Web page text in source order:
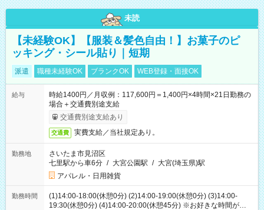
未読
【未経験OK】【服装＆髪色自由！】お菓子のピ
ッキング・シール貼り｜短期
派遣 職種未経験OK ブランクOK WEB登録・面接OK
給与
時給1400円／月収例：117,600円＝1,400円×4時間×21日勤務の
場合＋交通費別途支給
交通費別途支給あり
交通費 実費支給／当社規定あり。
勤務地
さいたま市見沼区
七里駅から車6分 / 大宮公園駅 / 大宮(埼玉県)駅
アパレル・日用雑貨
勤務時間
(1)14:00-18:00(休憩0分) (2)14:00-19:00(休憩0分) (3)14:00-
19:30(休憩0分) (4)14:00-20:00(休憩45分) ※お好きな時間が選べ